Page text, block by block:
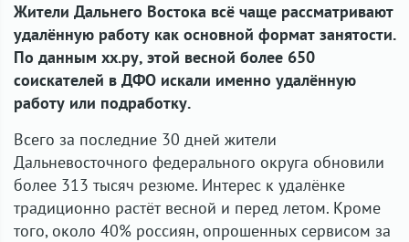
Жители Дальнего Востока всё чаще рассматривают
удалённую работу как основной формат занятости.
По данным хх.ру, этой весной более 650
соискателей в ДФО искали именно удалённую
работу или подработку.
Всего за последние 30 дней жители
Дальневосточного федерального округа обновили
более 313 тысяч резюме. Интерес к удалёнке
традиционно растёт весной и перед летом. Кроме
того, около 40% россиян, опрошенных сервисом за